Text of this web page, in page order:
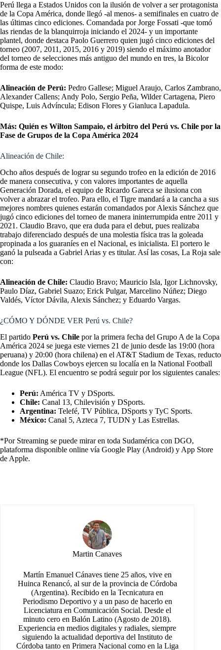
Perú llega a Estados Unidos con la ilusión de volver a ser protagonista
de la Copa América, donde llegó -al menos- a semifinales en cuatro de
las últimas cinco ediciones. Comandada por Jorge Fossati -que tomó
las riendas de la blanquirroja iniciando el 2024- y un importante
plantel, donde destaca Paolo Guerrero quien jugó cinco ediciones del
torneo (2007, 2011, 2015, 2016 y 2019) siendo el máximo anotador
del torneo de selecciones más antiguo del mundo en tres, la Bicolor
forma de este modo:
Alineación de Perú: Pedro Gallese; Miguel Araujo, Carlos Zambrano,
Alexander Callens; Andy Polo, Sergio Peña, Wilder Cartagena, Piero
Quispe, Luis Advíncula; Edison Flores y Gianluca Lapadula.
Más: Quién es Wilton Sampaio, el árbitro del Perú vs. Chile por la
Fase de Grupos de la Copa América 2024
Alineación de Chile:
Ocho años después de lograr su segundo trofeo en la edición de 2016
de manera consecutiva, y con valores importantes de aquella
Generación Dorada, el equipo de Ricardo Gareca se ilusiona con
volver a abrazar el trofeo. Para ello, el Tigre mandará a la cancha a sus
mejores nombres quienes estarán comandados por Alexis Sánchez que
jugó cinco ediciones del torneo de manera ininterrumpida entre 2011 y
2021. Claudio Bravo, que era duda para el debut, pues realizaba
trabajo diferenciado después de una molestia física tras la goleada
propinada a los guaraníes en el Nacional, es inicialista. El portero le
ganó la pulseada a Gabriel Arias y es titular. Así las cosas, La Roja sale
con:
Alineación de Chile: Claudio Bravo; Mauricio Isla, Igor Lichnovsky,
Paulo Díaz, Gabriel Suazo; Erick Pulgar, Marcelino Núñez; Diego
Valdés, Víctor Dávila, Alexis Sánchez; y Eduardo Vargas.
¿CÓMO Y DÓNDE VER Perú vs. Chile?
El partido Perú vs. Chile por la primera fecha del Grupo A de la Copa
América 2024 se juega este viernes 21 de junio desde las 19:00 (hora
peruana) y 20:00 (hora chilena) en el AT&T Stadium de Texas, reducto
donde los Dallas Cowboys ejercen su localía en la National Football
League (NFL). El encuentro se podrá seguir por los siguientes canales:
Perú: América TV y DSports.
Chile: Canal 13, Chilevisión y DSports.
Argentina: Telefé, TV Pública, DSports y TyC Sports.
México: Canal 5, Azteca 7, TUDN y Las Estrellas.
*Por Streaming se puede mirar en toda Sudamérica con DGO,
plataforma disponible online vía Google Play (Android) y App Store
de Apple.
Martin Canaves
Martín Emanuel Cánaves tiene 25 años, vive en
Huinca Renancó, al sur de la provincia de Córdoba
(Argentina). Recibido en la Tecnicatura en
Periodismo Deportivo y a un paso de hacerlo en
Licenciatura en Comunicación Social. Desde el
minuto cero en Balón Latino (Agosto de 2018).
Experiencia en medios digitales y radiales, siempre
siguiendo la actualidad deportiva del Instituto de
Córdoba tanto en Primera Nacional como en la Liga